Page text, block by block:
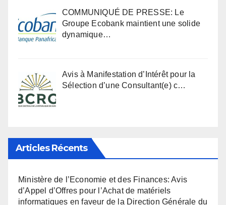
COMMUNIQUÉ DE PRESSE: Le
Groupe Ecobank maintient une solide
dynamique…
Avis à Manifestation d’Intérêt pour la
Sélection d’une Consultant(e) c…
Articles Récents
Ministère de l’Economie et des Finances: Avis
d’Appel d’Offres pour l’Achat de matériels
informatiques en faveur de la Direction Générale du